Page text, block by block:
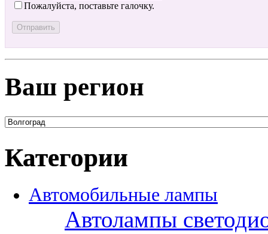
Пожалуйста, поставьте галочку.
Ваш регион
Категории
Автомобильные лампы
Автолампы